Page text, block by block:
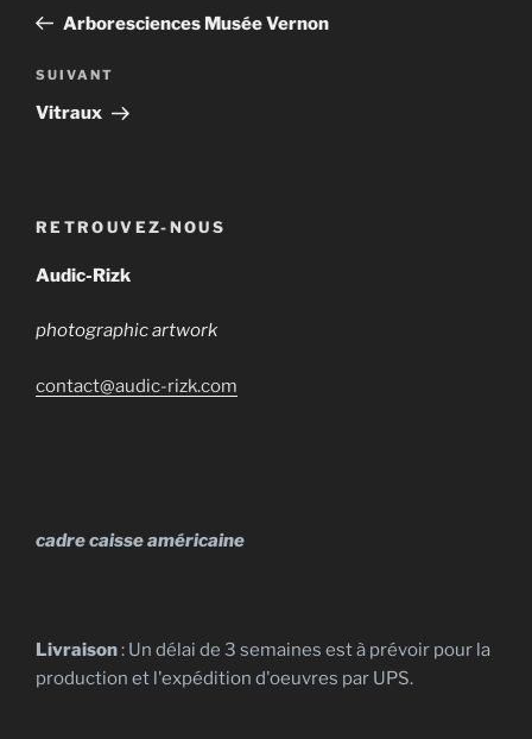
l’article
précédent
Arboresciences Musée Vernon
Article
suivant
SUIVANT
Vitraux
RETROUVEZ-NOUS
Audic-Rizk
photographic artwork
contact@audic-rizk.com
cadre caisse américaine
Livraison: Un délai de 3 semaines est à prévoir pour la
production et l'expédition d'oeuvres par UPS.